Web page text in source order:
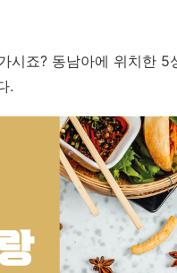
시죠? 동남아에 위치한 5
.